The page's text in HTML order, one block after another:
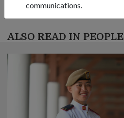
communications.
ALSO READ IN PEOPLE